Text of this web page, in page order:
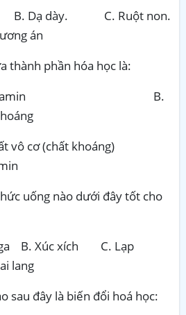
B. Dạ dày. C. Ruột non.
án
thành phần hóa học là:
cơ và vitamin B.
chất vô cơ (chất khoáng)
uống nào dưới đây tốt cho
ga B. Xúc xích C. Lạp
lang
sau đây là biến đổi hoá học: